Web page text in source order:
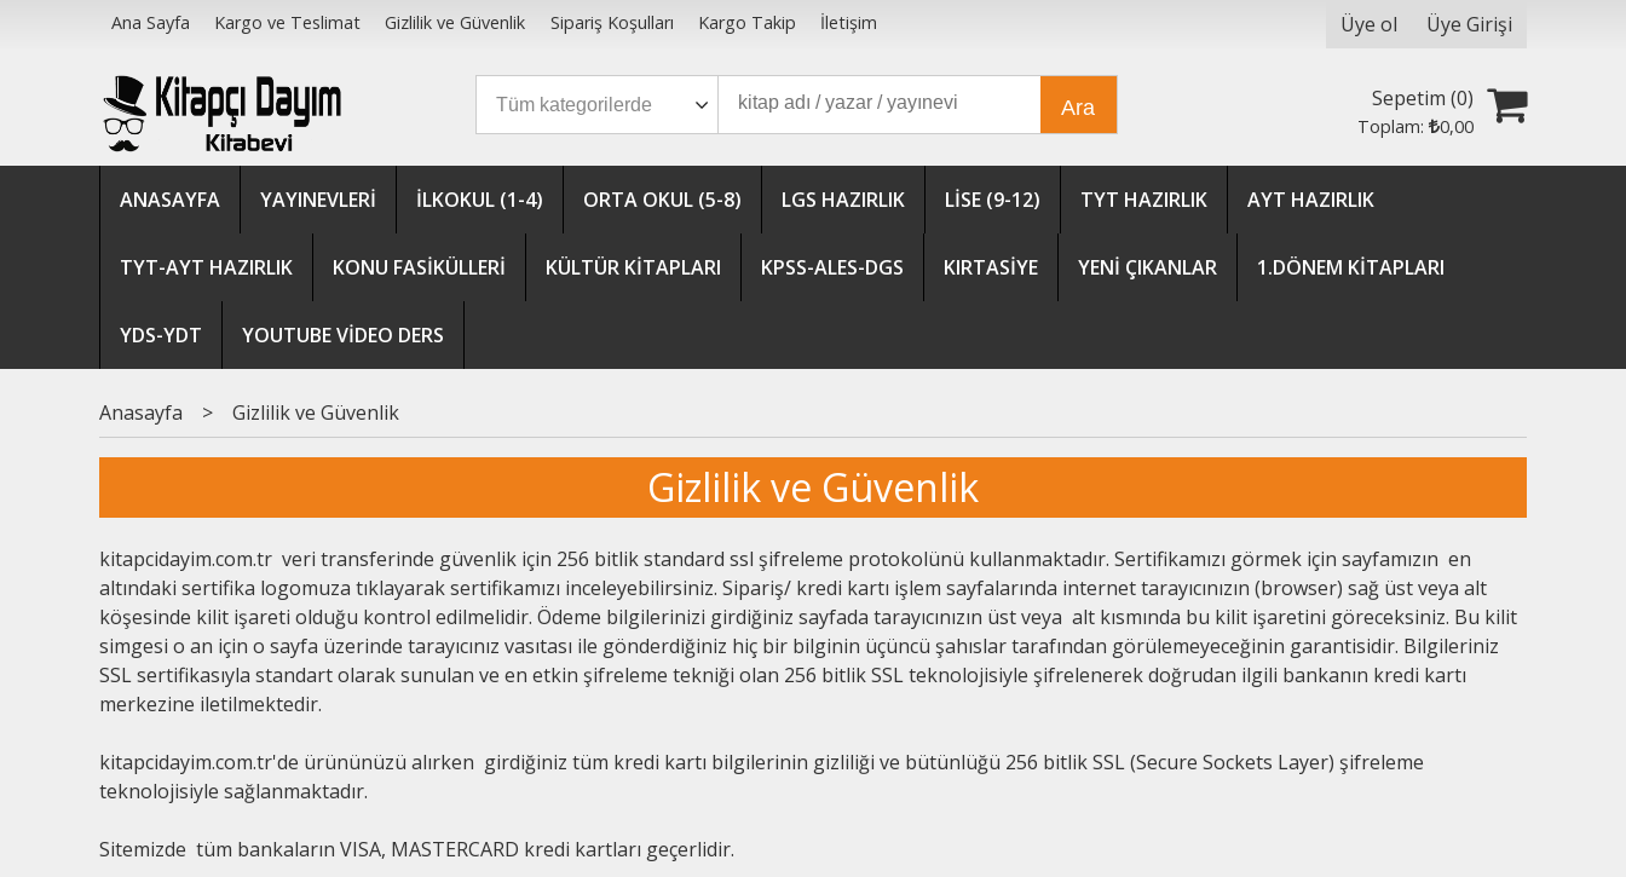
Ana Sayfa Kargo ve Teslimat Gizlilik ve Güvenlik Sipariş Koşulları Kargo Takip İletişim Üye ol Üye Girişi
Ara Sepetim (0)
Toplam: 0,00
ANASAYFA YAYINEVLERİ İLKOKUL (1-4) ORTA OKUL (5-8) LGS HAZIRLIK LİSE (9-12) TYT HAZIRLIK AYT HAZIRLIK
TYT-AYT HAZIRLIK KONU FASİKÜLLERİ KÜLTÜR KİTAPLARI KPSS-ALES-DGS KIRTASİYE YENİ ÇIKANLAR 1.DÖNEM KİTAPLARI
YDS-YDT YOUTUBE VİDEO DERS
Anasayfa > Gizlilik ve Güvenlik
Gizlilik ve Güvenlik
kitapcidayim.com.tr veri transferinde güvenlik için 256 bitlik standard ssl şifreleme protokolünü kullanmaktadır. Sertifikamızı görmek için sayfamızın en
altındaki sertifika logomuza tıklayarak sertifikamızı inceleyebilirsiniz. Sipariş/ kredi kartı işlem sayfalarında internet tarayıcınızın (browser) sağ üst veya alt
köşesinde kilit işareti olduğu kontrol edilmelidir. Ödeme bilgilerinizi girdiğiniz sayfada tarayıcınızın üst veya alt kısmında bu kilit işaretini göreceksiniz. Bu kilit
simgesi o an için o sayfa üzerinde tarayıcınız vasıtası ile gönderdiğiniz hiç bir bilginin üçüncü şahıslar tarafından görülemeyeceğinin garantisidir. Bilgileriniz
SSL sertifikasıyla standart olarak sunulan ve en etkin şifreleme tekniği olan 256 bitlik SSL teknolojisiyle şifrelenerek doğrudan ilgili bankanın kredi kartı
merkezine iletilmektedir.
kitapcidayim.com.tr'de ürününüzü alırken girdiğiniz tüm kredi kartı bilgilerinin gizliliği ve bütünlüğü 256 bitlik SSL (Secure Sockets Layer) şifreleme
teknolojisiyle sağlanmaktadır.
Sitemizde tüm bankaların VISA, MASTERCARD kredi kartları geçerlidir.